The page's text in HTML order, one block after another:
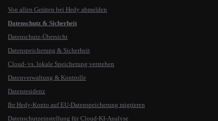
Von allen Geräten bei Hedy abmelden
Datenschutz & Sicherheit
Datenschutz-Übersicht
Datenspeicherung & Sicherheit
Cloud- vs. lokale Speicherung verstehen
Datenverwaltung & Kontrolle
Datenresidenz
Ihr Hedy-Konto auf EU-Datenspeicherung migrieren
Datenschutzeinstellung für Cloud-KI-Analyse